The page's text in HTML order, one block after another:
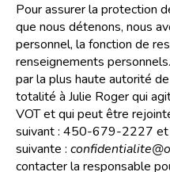
Pour assurer la protection
que nous détenons, nous
personnel, la fonction de
renseignements
par la plus haute autorité
totalité à Julie Roger qui
VOT et qui peut être
suivant : 450-679-2227 et
suivante :
contacter la responsable